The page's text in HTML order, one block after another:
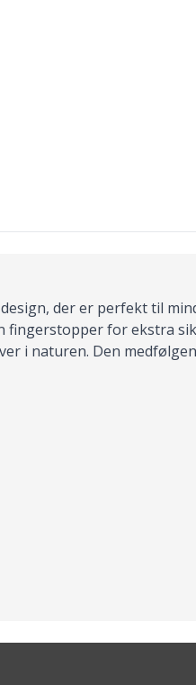
der er perfekt til
for ekstra
i naturen. Den